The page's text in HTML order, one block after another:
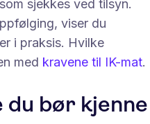
sjekkes ved tilsyn.
viser du
i praksis. Hvilke
med kravene til IK-mat.
bør kjenne